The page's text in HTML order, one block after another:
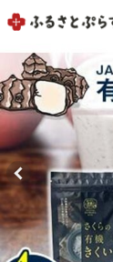
マイメニュー
マイページ
お気に入り
メニュー
お礼の品から
お礼の品をカ